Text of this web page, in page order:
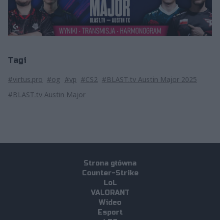
Tagi
#virtus.pro #og #vp #CS2 #BLAST.tv Austin Major 2025
#BLAST.tv Austin Major
Strona główna
Counter-Strike
LoL
VALORANT
Wideo
Esport